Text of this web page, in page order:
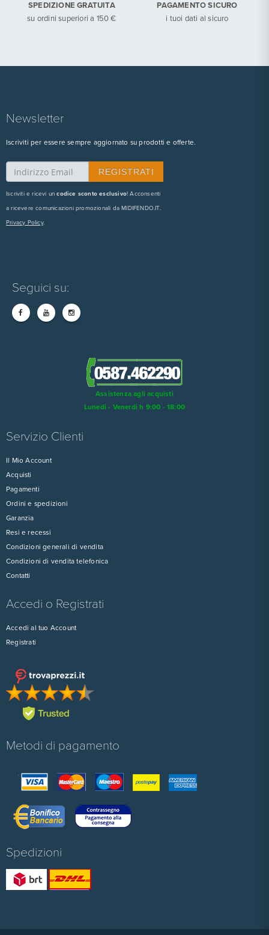
SPEDIZIONE GRATUITA
su ordini superiori a 150 €
PAGAMENTO SICURO
i tuoi dati al sicuro
Newsletter
Iscriviti per essere sempre aggiornato su prodotti e offerte.
Iscriviti e ricevi uncodice sconto esclusivo! Acconsenti
a ricevere comunicazioni promozionali da MIDIFENDO.IT.
Privacy Policy.
Seguici su:
Assistenza agli acquisti
Lunedi - Venerdi h 9:00 - 18:00
Servizio Clienti
Il Mio Account
Acquisti
Pagamenti
Ordini e spedizioni
Garanzia
Resi e recessi
Condizioni generali di vendita
Condizioni di vendita telefonica
Contatti
Accedi o Registrati
Accedi al tuo Account
Registrati
Metodi di pagamento
Spedizioni